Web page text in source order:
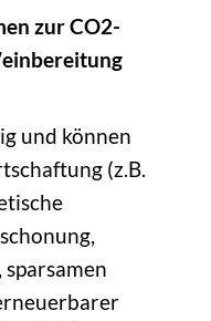
zur CO2-
und können
(z.B.